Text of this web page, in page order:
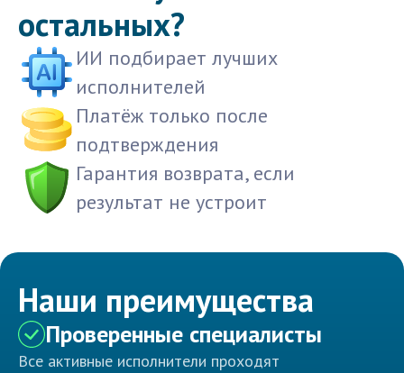
остальных?
ИИ подбирает лучших
исполнителей
Платёж только после
подтверждения
Гарантия возврата, если
результат не устроит
Наши преимущества
Проверенные специалисты
Все активные исполнители проходят